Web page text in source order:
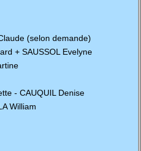
(selon demande)
+ SAUSSOL Evelyne
- CAUQUIL Denise
William